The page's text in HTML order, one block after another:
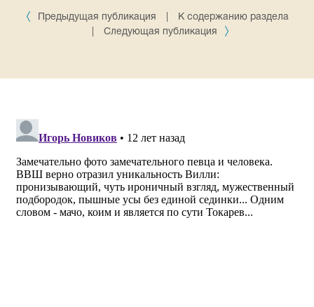
Предыдущая публикация
К содержанию раздела
Следующая публикация